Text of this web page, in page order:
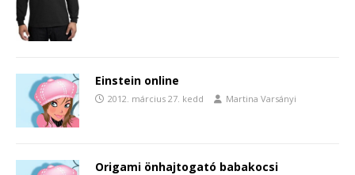
Einstein online
2012. március 27. kedd Martina Varsányi
Origami önhajtogató babakocsi